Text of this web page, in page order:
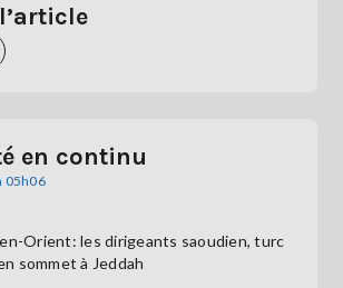
en continu
05h06
Orient: les dirigeants saoudien, turc
sommet à Jeddah